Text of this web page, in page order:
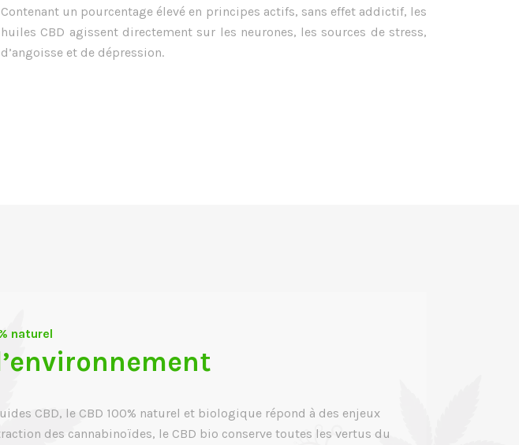
Contenant un pourcentage élevé en principes actifs, sans effet addictif, les
huiles CBD agissent directement sur les neurones, les sources de stress,
d’angoisse et de dépression.
naturel
CBD, le CBD 100% naturel et biologique répond à des enjeux
des cannabinoïdes, le CBD bio conserve toutes les vertus du